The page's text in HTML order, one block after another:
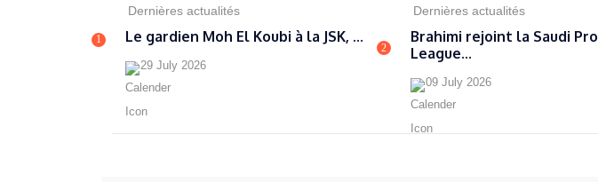
1
Dernières actualités
Le gardien Moh El Koubi à la JSK, ...
29 July 2026
2
Dernières actualités
Brahimi rejoint la Saudi Pro
League...
09 July 2026